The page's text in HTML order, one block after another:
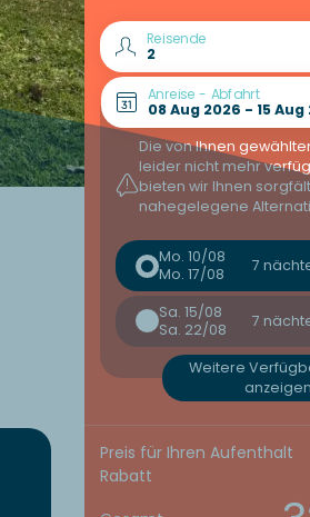
Reisende
Anreise - Abfahrt
Die von Ihnen
leider nicht mehr
bieten wir Ihnen
nahegelegene
Mo. 10/08
Mo. 17/08
7
Sa. 15/08
Sa. 22/08
7
Weitere
anzeigen
Preis für Ihren Aufenthalt
Rabatt